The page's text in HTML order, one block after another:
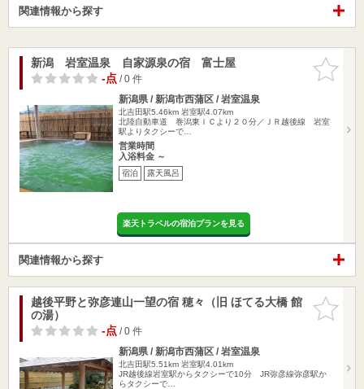
関連情報から探す
お気に入
りに追加
新潟 岩室温泉 自家源泉の宿 富士屋
-点/ 0 件
新潟県 / 新潟市西蒲区 / 岩室温泉
北吉田駅5.46km 岩室駅4.07km
北陸自動車道 巻潟東ＩＣより２０分／ＪＲ越後線 岩室
駅よりタクシーで…
営業時間
入浴料金 ～
宿泊 露天風呂
楽天トラベルの宿泊プランを見る
関連情報から探す
お気に入
りに追加
越後平野と弥彦連山一望の宿 穂々（旧 ほてる大橋 館
の湯）
-点/ 0 件
新潟県 / 新潟市西蒲区 / 岩室温泉
北吉田駅5.51km 岩室駅4.01km
JR越後線岩室駅からタクシーで10分 JR弥彦線弥彦駅か
らタクシーで…